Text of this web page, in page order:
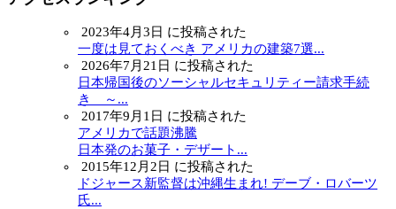
2023年4月3日 に投稿された
一度は見ておくべき アメリカの建築7選...
2026年7月21日 に投稿された
日本帰国後のソーシャルセキュリティー請求手続
き ～...
2017年9月1日 に投稿された
アメリカで話題沸騰
日本発のお菓子・デザート...
2015年12月2日 に投稿された
ドジャース新監督は沖縄生まれ! デーブ・ロバーツ
氏...